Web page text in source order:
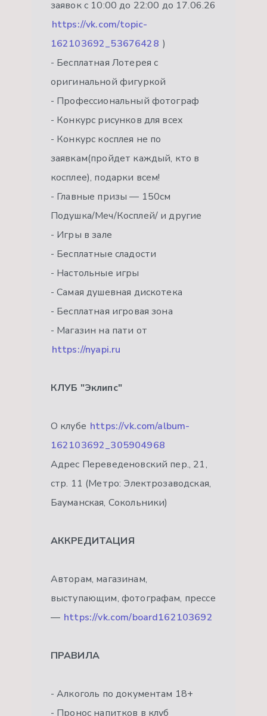
заявок с 10:00 до 22:00 до 17.06.26
https://vk.com/topic-
162103692_53676428 )
- Бесплатная Лотерея с
оригинальной фигуркой
- Профессиональный фотограф
- Конкурс рисунков для всех
- Конкурс косплея не по
заявкам(пройдет каждый, кто в
косплее), подарки всем!
- Главные призы — 150см
Подушка/Меч/Косплей/ и другие
- Игры в зале
- Бесплатные сладости
- Настольные игры
- Самая душевная дискотека
- Бесплатная игровая зона
- Магазин на пати от
https://nyapi.ru
КЛУБ "Эклипс"
О клубе https://vk.com/album-
162103692_305904968
Адрес Переведеновский пер., 21,
стр. 11 (Метро: Электрозаводская,
Бауманская, Сокольники)
АККРЕДИТАЦИЯ
Авторам, магазинам,
выступающим, фотографам, прессе
— https://vk.com/board162103692
ПРАВИЛА
- Алкоголь по документам 18+
- Пронос напитков в клуб